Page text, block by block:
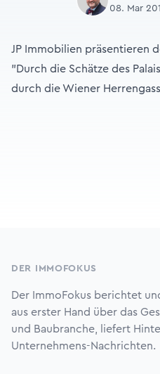
08. Mar
JP Immobilien präsentieren
"Durch die Schätze des
durch die Wiener
DER IMMOFOKUS
Der ImmoFokus berichtet
aus erster Hand über das
und Baubranche, liefert
Unternehmens-Nachrichten.